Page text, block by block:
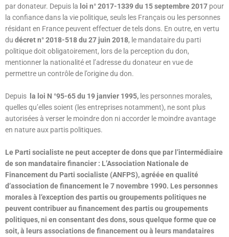
par donateur. Depuis la loi n° 2017-1339 du 15 septembre 2017 pour
la confiance dans la vie politique, seuls les Français ou les personnes
résidant en France peuvent effectuer de tels dons. En outre, en vertu
du décret n° 2018-518 du 27 juin 2018, le mandataire du parti
politique doit obligatoirement, lors de la perception du don,
mentionner la nationalité et l’adresse du donateur en vue de
permettre un contrôle de l’origine du don.
Depuis la loi N °95-65 du 19 janvier 1995, les personnes morales,
quelles qu’elles soient (les entreprises notamment), ne sont plus
autorisées à verser le moindre don ni accorder le moindre avantage
en nature aux partis politiques.
Le Parti socialiste ne peut accepter de dons que par l’intermédiaire
de son mandataire financier : L’Association Nationale de
Financement du Parti socialiste (ANFPS), agréée en qualité
d’association de financement le 7 novembre 1990. Les personnes
morales à l’exception des partis ou groupements politiques ne
peuvent contribuer au financement des partis ou groupements
politiques, ni en consentant des dons, sous quelque forme que ce
soit, à leurs associations de financement ou à leurs mandataires